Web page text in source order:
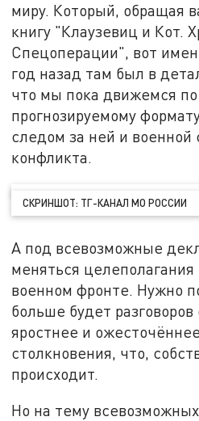
миру. Который, обращая
книгу "Клаузевиц и Кот.
Спецоперации", вот
год назад там был в
что мы пока движемся
прогнозируемому
следом за ней и военной
конфликта.
СКРИНШОТ: ТГ-КАНАЛ МО РОССИИ
А под всевозможные
меняться
военном фронте. Нужно
больше будет
яростнее и
столкновения, что,
происходит.
Но на тему